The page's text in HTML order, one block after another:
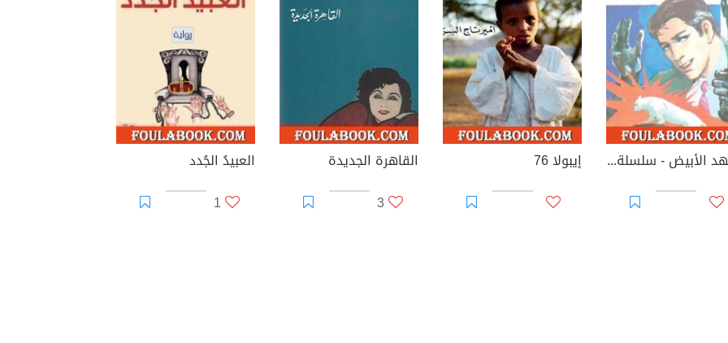
الفهد الأبيض - سلسلة رجل المستحيل إيبولا 76
القاهرة الجديدة
3
العبيدُ الجُدد
1